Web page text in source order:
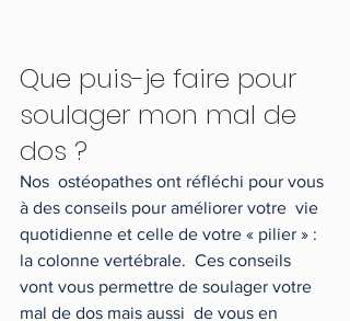
Que puis-je faire pour
soulager mon mal de
dos ?
Nos  ostéopathes ont réfléchi pour vous
à des conseils pour améliorer votre  vie
quotidienne et celle de votre « pilier » :
la colonne vertébrale.  Ces conseils
vont vous permettre de soulager votre
mal de dos mais aussi  de vous en